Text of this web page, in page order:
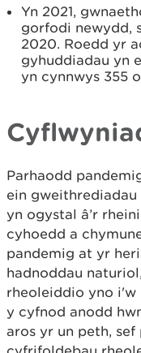
Yn 2021,
gorfodi newydd,
2020. Roedd yr
gyhuddiadau yn
yn cynnwys 355
Parhaodd
ein
yn ogystal â’r
cyhoedd a
pandemig at yr
hadnoddau
rheoleiddio yno i'w
y cyfnod anodd
aros yr un peth,